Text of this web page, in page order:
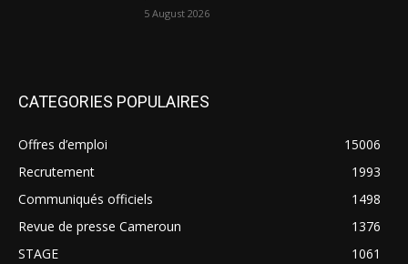
5 August 2026
CATEGORIES POPULAIRES
Offres d’emploi
15006
Recrutement
1993
Communiqués officiels
1498
Revue de presse Cameroun
1376
STAGE
1061